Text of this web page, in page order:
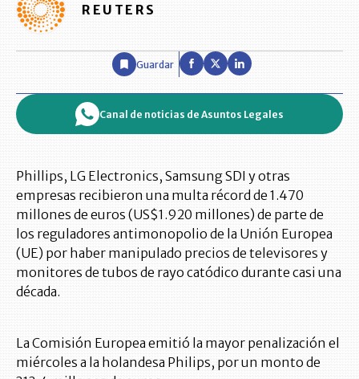
REUTERS
Guardar
Canal de noticias de Asuntos Legales
Phillips, LG Electronics, Samsung SDI y otras
empresas recibieron una multa récord de 1.470
millones de euros (US$1.920 millones) de parte de
los reguladores antimonopolio de la Unión Europea
(UE) por haber manipulado precios de televisores y
monitores de tubos de rayo catódico durante casi una
década.
La Comisión Europea emitió la mayor penalización el
miércoles a la holandesa Philips, por un monto de